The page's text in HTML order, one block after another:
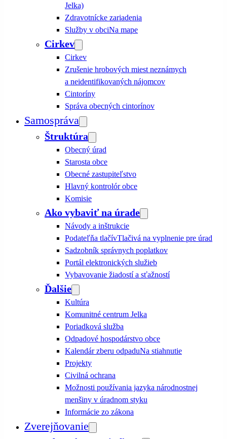
Jelka)
Zdravotnícke zariadenia
Služby v obciNa mape
Cirkev
Cirkev
Zrušenie hrobových miest neznámych
a neidentifikovaných nájomcov
Cintoríny
Správa obecných cintorínov
Samospráva
Štruktúra
Obecný úrad
Starosta obce
Obecné zastupiteľstvo
Hlavný kontrolór obce
Komisie
Ako vybaviť na úrade
Návody a inštrukcie
Podateľňa tlačívTlačivá na vyplnenie pre úrad
Sadzobník správnych poplatkov
Portál elektronických služieb
Vybavovanie žiadostí a sťažností
Ďalšie
Kultúra
Komunitné centrum Jelka
Poriadková služba
Odpadové hospodárstvo obce
Kalendár zberu odpaduNa stiahnutie
Projekty
Civilná ochrana
Možnosti používania jazyka národnostnej
menšiny v úradnom styku
Informácie zo zákona
Zverejňovanie